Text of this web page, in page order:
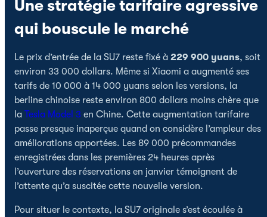
Une stratégie tarifaire agressive
qui bouscule le marché
Le prix d’entrée de la SU7 reste fixé à 229 900 yuans, soit
environ 33 000 dollars. Même si Xiaomi a augmenté ses
tarifs de 10 000 à 14 000 yuans selon les versions, la
berline chinoise reste environ 800 dollars moins chère que
la Tesla Model 3 en Chine. Cette augmentation tarifaire
passe presque inaperçue quand on considère l’ampleur des
améliorations apportées. Les 89 000 précommandes
enregistrées dans les premières 24 heures après
l’ouverture des réservations en janvier témoignent de
l’attente qu’a suscitée cette nouvelle version.
Pour situer le contexte, la SU7 originale s’est écoulée à